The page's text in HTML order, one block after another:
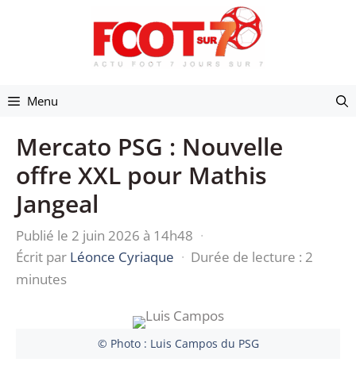
Menu
Mercato PSG : Nouvelle
offre XXL pour Mathis
Jangeal
Publié le 2 juin 2026 à 14h48 ·
Écrit par Léonce Cyriaque · Durée de lecture : 2
minutes
© Photo : Luis Campos du PSG